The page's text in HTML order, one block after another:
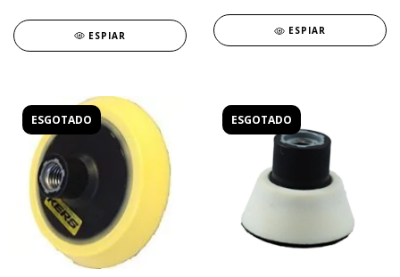
ESPIAR ESPIAR
ESGOTADO ESGOTADO